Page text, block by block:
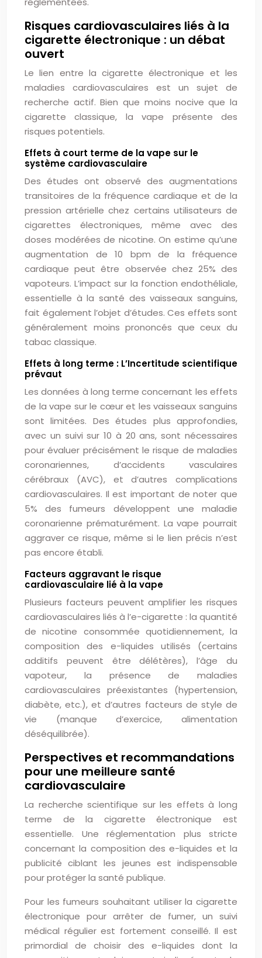
Risques cardiovasculaires liés à la
cigarette électronique : un débat
ouvert
Le lien entre la cigarette électronique et les
maladies cardiovasculaires est un sujet de
recherche actif. Bien que moins nocive que la
cigarette classique, la vape présente des
risques potentiels.
Effets à court terme de la vape sur le
système cardiovasculaire
Des études ont observé des augmentations
transitoires de la fréquence cardiaque et de la
pression artérielle chez certains utilisateurs de
cigarettes électroniques, même avec des
doses modérées de nicotine. On estime qu’une
augmentation de 10 bpm de la fréquence
cardiaque peut être observée chez 25% des
vapoteurs. L’impact sur la fonction endothéliale,
essentielle à la santé des vaisseaux sanguins,
fait également l’objet d’études. Ces effets sont
généralement moins prononcés que ceux du
tabac classique.
Effets à long terme : L’Incertitude scientifique
prévaut
Les données à long terme concernant les effets
de la vape sur le cœur et les vaisseaux sanguins
sont limitées. Des études plus approfondies,
avec un suivi sur 10 à 20 ans, sont nécessaires
pour évaluer précisément le risque de maladies
coronariennes, d’accidents vasculaires
cérébraux (AVC), et d’autres complications
cardiovasculaires. Il est important de noter que
5% des fumeurs développent une maladie
coronarienne prématurément. La vape pourrait
aggraver ce risque, même si le lien précis n’est
pas encore établi.
Facteurs aggravant le risque
cardiovasculaire lié à la vape
Plusieurs facteurs peuvent amplifier les risques
cardiovasculaires liés à l’e-cigarette : la quantité
de nicotine consommée quotidiennement, la
composition des e-liquides utilisés (certains
additifs peuvent être délétères), l’âge du
vapoteur, la présence de maladies
cardiovasculaires préexistantes (hypertension,
diabète, etc.), et d’autres facteurs de style de
vie (manque d’exercice, alimentation
déséquilibrée).
Perspectives et recommandations
pour une meilleure santé
cardiovasculaire
La recherche scientifique sur les effets à long
terme de la cigarette électronique est
essentielle. Une réglementation plus stricte
concernant la composition des e-liquides et la
publicité ciblant les jeunes est indispensable
pour protéger la santé publique.
Pour les fumeurs souhaitant utiliser la cigarette
électronique pour arrêter de fumer, un suivi
médical régulier est fortement conseillé. Il est
primordial de choisir des e-liquides dont la